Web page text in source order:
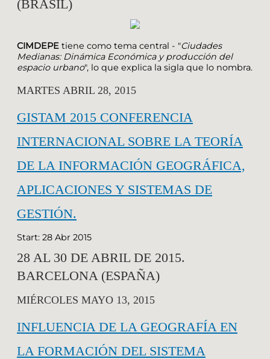
(BRASIL)
CIMDEPE tiene como tema central - "Ciudades
Medianas: Dinámica Económica y producción del
espacio urbano", lo que explica la sigla que lo nombra.
MARTES ABRIL 28, 2015
GISTAM 2015 CONFERENCIA
INTERNACIONAL SOBRE LA TEORÍA
DE LA INFORMACIÓN GEOGRÁFICA,
APLICACIONES Y SISTEMAS DE
GESTIÓN.
Start: 28 Abr 2015
28 AL 30 DE ABRIL DE 2015.
BARCELONA (ESPAÑA)
MIÉRCOLES MAYO 13, 2015
INFLUENCIA DE LA GEOGRAFÍA EN
LA FORMACIÓN DEL SISTEMA